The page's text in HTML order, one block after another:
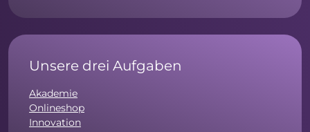
Unsere drei Aufgaben
Akademie
Onlineshop
Innovation